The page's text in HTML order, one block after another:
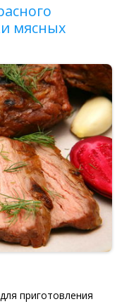
мясных
приготовления